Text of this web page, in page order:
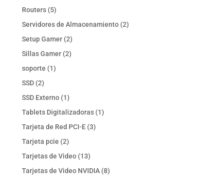
Routers 55
productos
Servidores de Almacenamiento 22
Setup Gamer 22
productos
Sillas Gamer 22
soporte 11
SSD 22
productos
SSD Externo 11
producto
Tablets Digitalizadoras 11
Tarjeta de Red PCI-E 33
Tarjeta pcie 22
productos
Tarjetas de Video 1313
productos
Tarjetas de Video NVIDIA 88